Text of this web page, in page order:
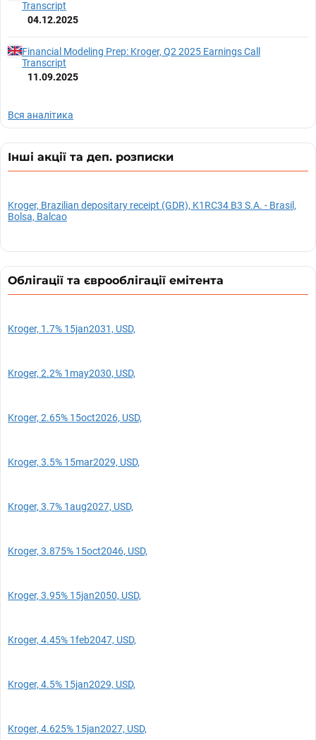
Transcript
04.12.2025
Financial Modeling Prep: Kroger, Q2 2025 Earnings Call
Transcript
11.09.2025
Вся аналітика
Інші акції та деп. розписки
Kroger, Brazilian depositary receipt (GDR), K1RC34 B3 S.A. - Brasil,
Bolsa, Balcao
Облігації та єврооблігації емітента
Kroger, 1.7% 15jan2031, USD,
Kroger, 2.2% 1may2030, USD,
Kroger, 2.65% 15oct2026, USD,
Kroger, 3.5% 15mar2029, USD,
Kroger, 3.7% 1aug2027, USD,
Kroger, 3.875% 15oct2046, USD,
Kroger, 3.95% 15jan2050, USD,
Kroger, 4.45% 1feb2047, USD,
Kroger, 4.5% 15jan2029, USD,
Kroger, 4.625% 15jan2027, USD,